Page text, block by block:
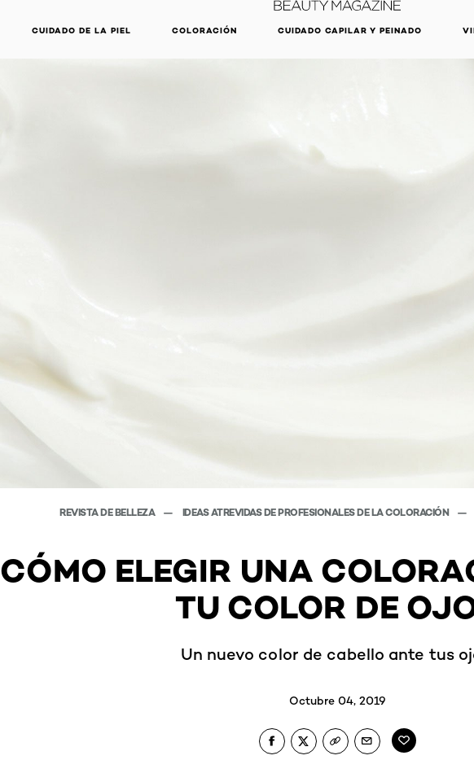
CUIDADO DE LA PIEL COLORACIÓN CUIDADO CAPILAR Y PEINADO
REVISTA DE BELLEZA IDEAS ATREVIDAS DE PROFESIONALES DE LA COLORACIÓN
CÓMO ELEGIR UNA
TU COLOR DE
Un nuevo color de cabello ante tus
Octubre 04, 2019